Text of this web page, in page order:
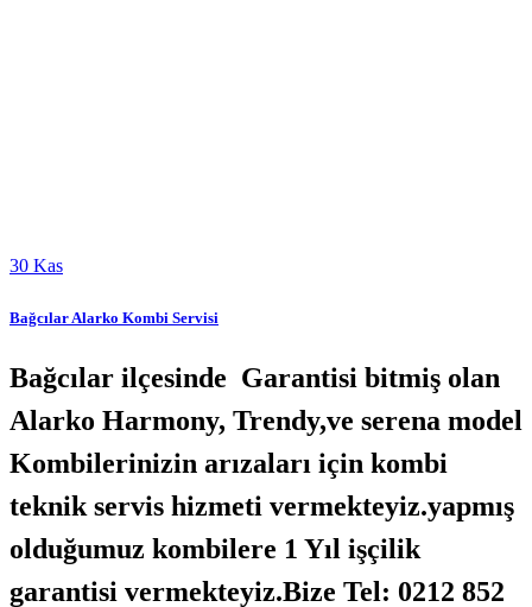
30 Kas
Bağcılar Alarko Kombi Servisi
Bağcılar ilçesinde Garantisi bitmiş olan
Alarko Harmony, Trendy,ve serena model
Kombilerinizin arızaları için kombi
teknik servis hizmeti vermekteyiz.yapmış
olduğumuz kombilere 1 Yıl işçilik
garantisi vermekteyiz.Bize Tel: 0212 852